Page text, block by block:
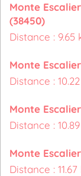
Monte
(38450)
Distance : 9.65
Monte
Distance :
Monte
Distance :
Monte
Distance :